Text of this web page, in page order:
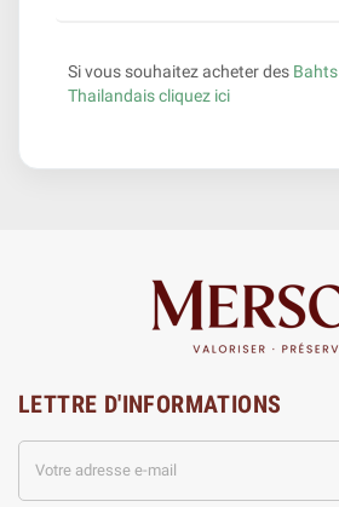
Si vous souhaitez acheter des Bahts
Thailandais cliquez ici
LETTRE D'INFORMATIONS